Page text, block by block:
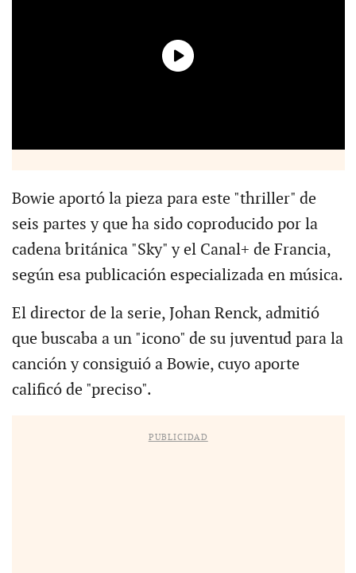
Bowie aportó la pieza para este "thriller" de
seis partes y que ha sido coproducido por la
cadena británica "Sky" y el Canal+ de Francia,
según esa publicación especializada en música.
El director de la serie, Johan Renck, admitió
que buscaba a un "icono" de su juventud para la
canción y consiguió a Bowie, cuyo aporte
calificó de "preciso".
PUBLICIDAD